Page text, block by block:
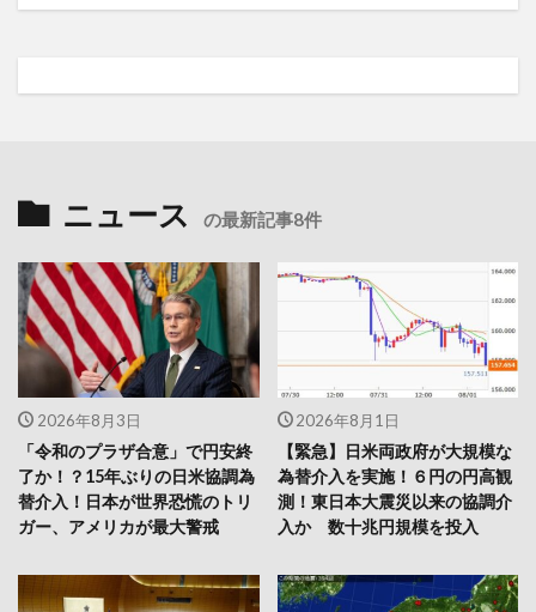
ニュース の最新記事8件
2026年8月3日
「令和のプラザ合意」で円安終
了か！？15年ぶりの日米協調為
替介入！日本が世界恐慌のトリ
ガー、アメリカが最大警戒
2026年8月1日
【緊急】日米両政府が大規模な
為替介入を実施！６円の円高観
測！東日本大震災以来の協調介
入か 数十兆円規模を投入